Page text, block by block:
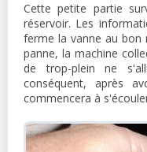
Cette petite partie
réservoir. Les
ferme la vanne au bon
panne, la machine
de trop-plein ne
conséquent, après
commencera à